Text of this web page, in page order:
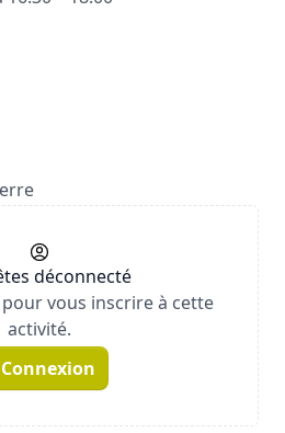
déconnecté
vous inscrire à cette
activité.
Connexion